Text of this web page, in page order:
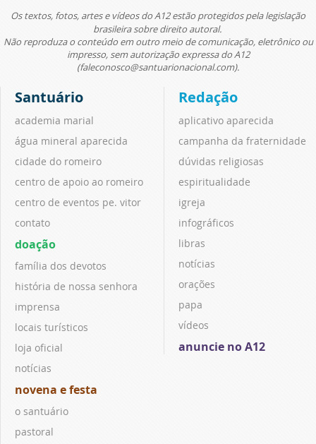
Os textos, fotos, artes e vídeos do A12 estão protegidos pela legislação
brasileira sobre direito autoral.
Não reproduza o conteúdo em outro meio de comunicação, eletrônico ou
impresso, sem autorização expressa do A12
(faleconosco@santuarionacional.com).
Santuário
academia marial
água mineral aparecida
cidade do romeiro
centro de apoio ao romeiro
centro de eventos pe. vitor
contato
doação
família dos devotos
história de nossa senhora
imprensa
locais turísticos
loja oficial
notícias
novena e festa
o santuário
pastoral
Redação
aplicativo aparecida
campanha da fraternidade
dúvidas religiosas
espiritualidade
igreja
infográficos
libras
notícias
orações
papa
vídeos
anuncie no A12